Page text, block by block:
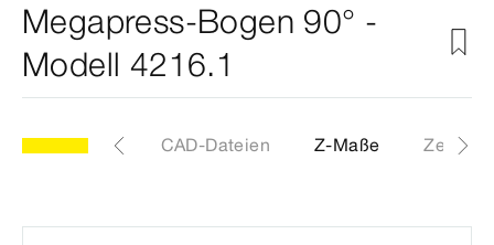
Megapress-Bogen 90° -
Modell 4216.1
Etiketten CAD-Dateien Z-Maße